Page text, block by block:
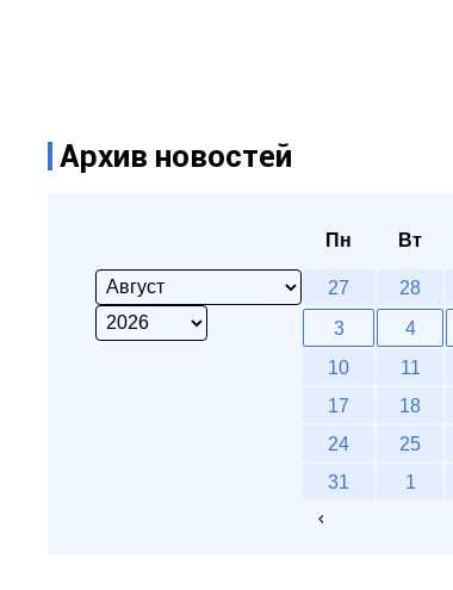
Архив новостей
Пн Вт
27 28
3
4
10
11
17
18
24
25
31
1